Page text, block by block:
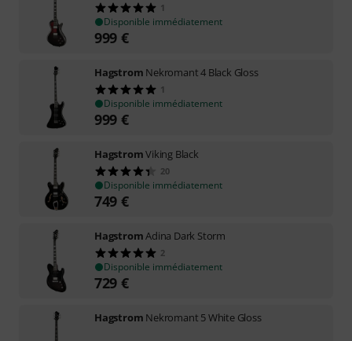
1
Disponible immédiatement
999 €
Hagstrom Nekromant 4 Black Gloss
1
Disponible immédiatement
999 €
HagstromViking Black
20
Disponible immédiatement
749 €
HagstromAdina Dark Storm
2
Disponible immédiatement
729 €
Hagstrom Nekromant 5 White Gloss